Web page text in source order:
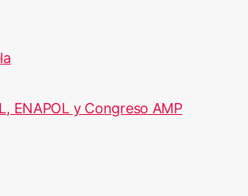
ENAPOL y Congreso AMP